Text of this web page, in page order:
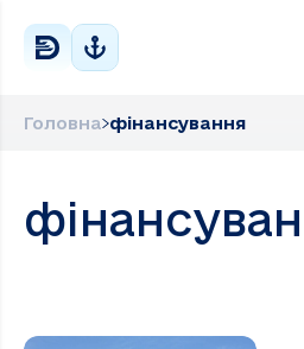
Головна фінансування